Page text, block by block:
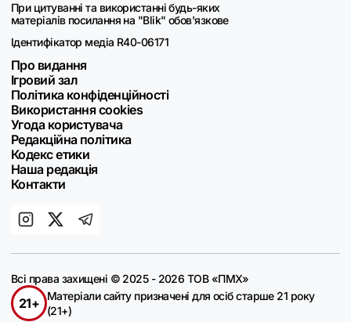
При цитуванні та використанні будь-яких
матеріалів посилання на "Blik" обов'язкове
Ідентифікатор медіа R40-06171
Про видання
Ігровий зал
Політика конфіденційності
Використання cookies
Угода користувача
Редакційна політика
Кодекс етики
Наша редакція
Контакти
Всі права захищені © 2025 - 2026 ТОВ «ПМХ»
21+
Матеріали сайту призначені для осіб старше 21 року
(21+)